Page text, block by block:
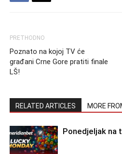
PRETHODNO
Poznato na kojoj TV će
građani Crne Gore pratiti finale
LŠ!
RELATED ARTICLES MORE
Ponedjeljak na